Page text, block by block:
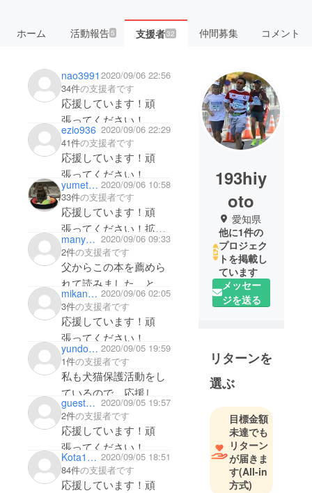
ホーム 活動報告5 支援者32 仲間募集 コメント
nao3991 2020/09/06 22:56
34件の支援者です
応援しています！頑
張ってください！
ezio936 2020/09/06 22:29
41件の支援者です
応援しています！頑
張ってください！
yumeta0401 2020/09/06 10:58
33件の支援者です
応援しています！頑
張ってください！拡散
沢山していきますので
頑張ってくださ
い！！！
manyaka01 2020/09/06 09:33
2件の支援者です
父からこの本を薦めら
れて読みました。とて
もいい内容でしたの
で、ぜひ世の中に広ま
るといいなと思いま
す。少しでもお力にな
れれば幸いです(^^)
mikanchan9735 2020/09/06 02:05
3件の支援者です
応援しています！頑
張ってください！
yundo1218 2020/09/05 19:59
1件の支援者です
私も犬猫保護活動をし
ているので、応援して
います！頑張ってくだ
さい！
guest60ce5e9bef64 2020/09/05 19:57
2件の支援者です
応援しています！頑
張ってください！
Kota1925 2020/09/05 18:51
84件の支援者です
応援しています！頑
193hiy
oto
愛知県
他に1件の
プロジェク
トを掲載し
ています
メッセー
ジを送る
リターンを
選ぶ
目標金額
未達でも
リターン
が届きま
す(All-in
方式)